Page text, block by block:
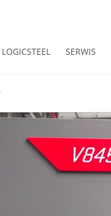
LOGICSTEEL SERWIS